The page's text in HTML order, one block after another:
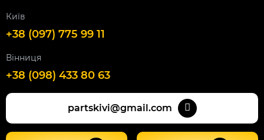
Київ
+38 (097) 775 99 11
Вінниця
+38 (098) 433 80 63
partskivi@gmail.com